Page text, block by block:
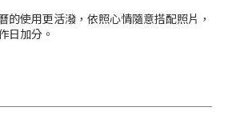
的使用更活潑，依照心情隨意搭配照片，
日加分。